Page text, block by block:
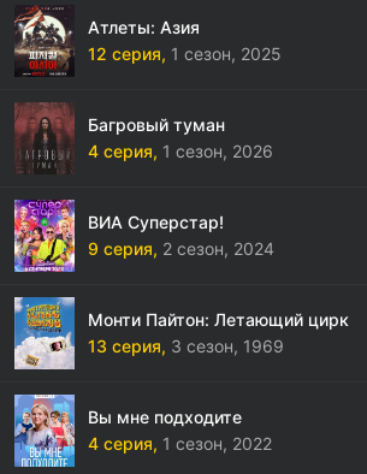
Атлеты: Азия
12 серия, 1 сезон, 2025
Багровый туман
4 серия, 1 сезон, 2026
ВИА Суперстар!
9 серия, 2 сезон, 2024
Монти Пайтон: Летающий цирк
13 серия, 3 сезон, 1969
Вы мне подходите
4 серия, 1 сезон, 2022